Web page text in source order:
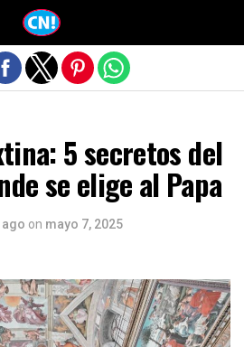
5 secretos del
se elige al Papa
ago on mayo 7, 2025
la versión móvil